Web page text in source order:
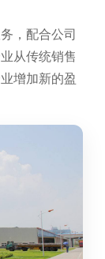
，配合公司
从传统销售
增加新的盈